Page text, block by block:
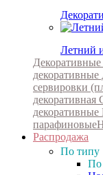
Летний
Декоративные
декоративные
сервировки
декоративная
декоративные
парафиновые
Распродажа
По типу
По